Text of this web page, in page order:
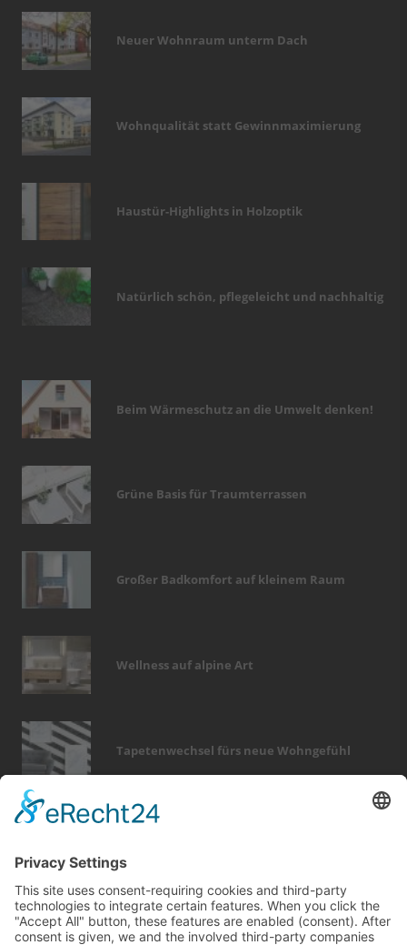
Neuer Wohnraum unterm Dach
Wohnqualität statt Gewinnmaximierung
Haustür-Highlights in Holzoptik
Natürlich schön, pflegeleicht und nachhaltig
Beim Wärmeschutz an die Umwelt denken!
Grüne Basis für Traumterrassen
Großer Badkomfort auf kleinem Raum
Wellness auf alpine Art
Tapetenwechsel fürs neue Wohngefühl
küche entfeuchtung modernisieren
badezimmer
sicherheit
hausbau fußboden rund ums haus